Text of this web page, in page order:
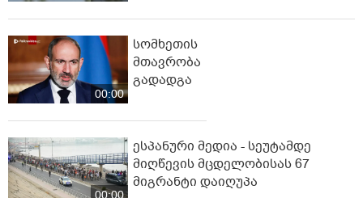
00:00
სომხეთის
მთავრობა
გადადგა
00:00
ესპანური მედია - სეუტამდე
მიღწევის მცდელობისას 67
მიგრანტი დაიღუპა